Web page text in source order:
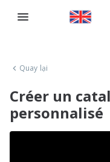
Quay lại
Créer un
personnalisé